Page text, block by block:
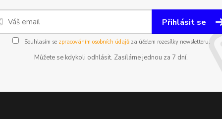
Přihlásit se
Souhlasím se zpracováním osobních údajůza účelem rozesílky newsletteru.
Můžete se kdykoli odhlásit. Zasíláme jednou za 7 dní.